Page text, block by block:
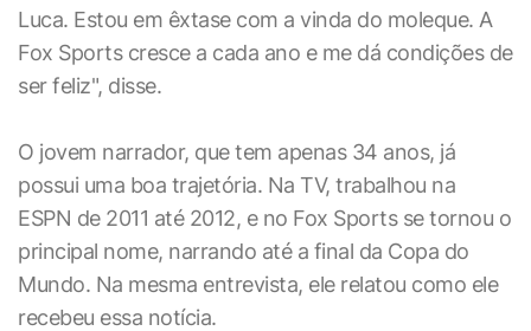
Luca. Estou em êxtase com a vinda do moleque. A
Fox Sports cresce a cada ano e me dá condições de
ser feliz", disse.
O jovem narrador, que tem apenas 34 anos, já
possui uma boa trajetória. Na TV, trabalhou na
ESPN de 2011 até 2012, e no Fox Sports se tornou o
principal nome, narrando até a final da Copa do
Mundo. Na mesma entrevista, ele relatou como ele
recebeu essa notícia.